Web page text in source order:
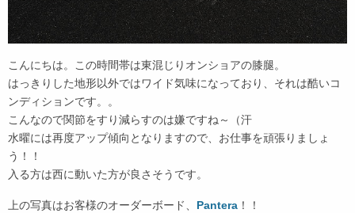
こんにちは。この時間帯は東混じりオンショアの膝腿。
はっきりした地形以外ではワイド気味になっており、それは酷いコ
ンディションです。。
こんなので関節をすり減らすのは嫌ですね～（汗
水曜には再度アップ傾向となりますので、お仕事を頑張りましょ
う！！
入る方は西に動いた方が良さそうです。
上の写真はお客様のオーダーボード、 Pantera ！！